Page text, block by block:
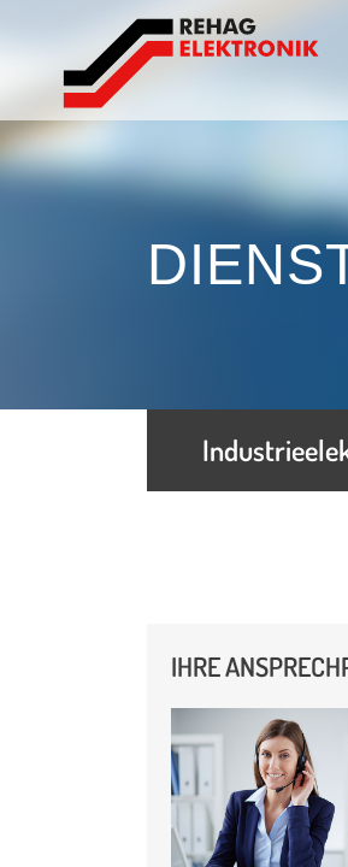
Analog Devices
Cypress / Infineon
IXYS
Texas Instruments
Xilinx
Weitere Hersteller
IHRE